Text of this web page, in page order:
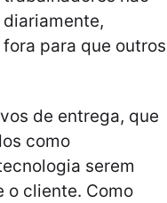
para que outros
de entrega, que
como
serem
o cliente. Como